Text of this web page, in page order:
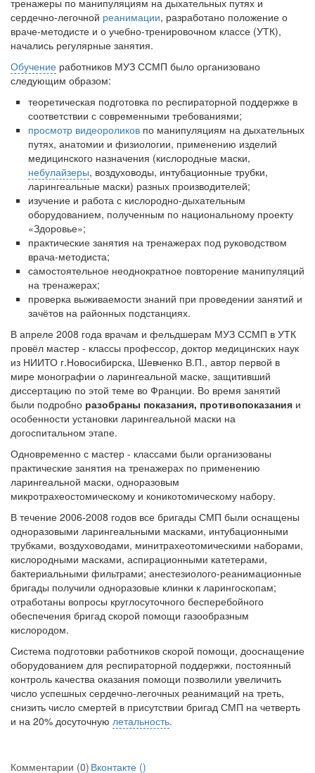
тренажеры по манипуляциям на дыхательных путях и
сердечно-легочной реанимации, разработано положение о
враче-методисте и о учебно-тренировочном классе (УТК),
начались регулярные занятия.
Обучение работников МУЗ ССМП было организовано
следующим образом:
теоретическая подготовка по респираторной поддержке в
соответствии с современными требованиями;
просмотр видеороликов по манипуляциям на дыхательных
путях, анатомии и физиологии, применению изделий
медицинского назначения (кислородные маски,
небулайзеры, воздуховоды, интубационные трубки,
ларингеальные маски) разных производителей;
изучение и работа с кислородно-дыхательным
оборудованием, полученным по национальному проекту
«Здоровье»;
практические занятия на тренажерах под руководством
врача-методиста;
самостоятельное неоднократное повторение манипуляций
на тренажерах;
проверка выживаемости знаний при проведении занятий и
зачётов на районных подстанциях.
В апреле 2008 года врачам и фельдшерам МУЗ ССМП в УТК
провёл мастер - классы профессор, доктор медицинских наук
из НИИТО г.Новосибирска, Шевченко В.П., автор первой в
мире монографии о ларингеальной маске, защитивший
диссертацию по этой теме во Франции. Во время занятий
были подробно разобраны показания, противопоказания и
особенности установки ларингеальной маски на
догоспитальном этапе.
Одновременно с мастер - классами были организованы
практические занятия на тренажерах по применению
ларингеальной маски, одноразовым
микротрахеостомическому и коникотомическому набору.
В течение 2006-2008 годов все бригады СМП были оснащены
одноразовыми ларингеальными масками, интубационными
трубками, воздуховодами, минитрахеотомическими наборами,
кислородными масками, аспирационными катетерами,
бактериальными фильтрами; анестезиолого-реанимационные
бригады получили одноразовые клинки к ларингоскопам;
отработаны вопросы круглосуточного бесперебойного
обеспечения бригад скорой помощи газообразным
кислородом.
Система подготовки работников скорой помощи, дооснащение
оборудованием для респираторной поддержки, постоянный
контроль качества оказания помощи позволили увеличить
число успешных сердечно-легочных реанимаций на треть,
снизить число смертей в присутствии бригад СМП на четверть
и на 20% досуточную летальность.
Комментарии (0) Вконтакте ()